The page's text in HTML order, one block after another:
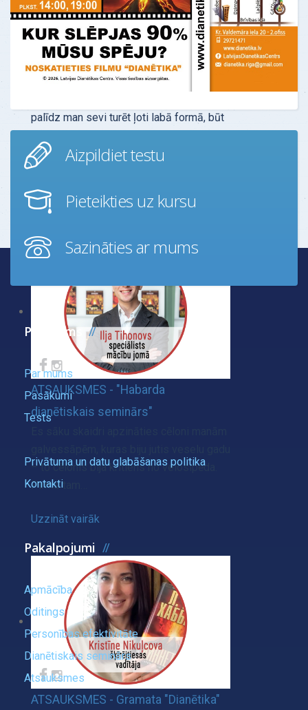
ATSAUKSMES - gramata "Pašanalīze"
palīdz man sevi turēt ļoti labā formā, būt
apkār…
Uzzināt vairāk
ATSAUKSMES - "Habarda
dianētiskais seminārs"
– to cēlonis bija kritiens no velosipēda.
Pirms tam…
Uzzināt vairāk
ATSAUKSMES - Gramata "Dianētika"
Aizpildiet testu
Pieteikties uz kursu
Sazināties ar mums
Par mums
Par mums
Pasākumi
Tests
Privātuma un datu glabāšanas politika
Kontakti
Pakalpojumi
Apmācība
Oditings
Personības efektivitāte
Dianētiskais seminārs
Atsauksmes